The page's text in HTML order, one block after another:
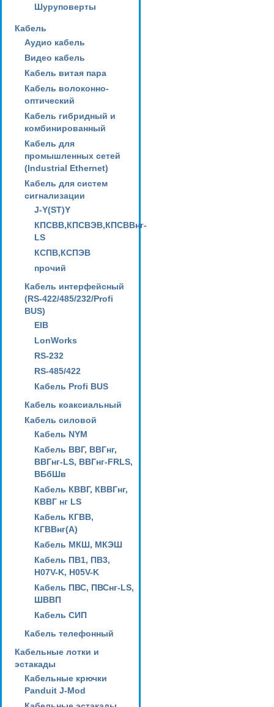
Шуруповерты
Кабель
Аудио кабель
Видео кабель
Кабель витая пара
Кабель волоконно-
оптический
Кабель гибридный и
комбинированный
Кабель для
промышленных сетей
(Industrial Ethernet)
Кабель для систем
сигнализации
J-Y(ST)Y
КПСВВ,КПСВЭВ,КПСВВнг-
LS
КСПВ,КСПЭВ
прочий
Кабель интерфейсный
(RS-422/485/232/Profi
BUS)
EIB
LonWorks
RS-232
RS-485/422
Кабель Profi BUS
Кабель коаксиальный
Кабель силовой
Кабель NYM
Кабель ВВГ, ВВГнг,
ВВГнг-LS, ВВГнг-FRLS,
ВБбШв
Кабель КВВГ, КВВГнг,
КВВГ нг LS
Кабель КГВВ,
КГВВнг(А)
Кабель МКШ, МКЭШ
Кабель ПВ1, ПВ3,
H07V-K, H05V-K
Кабель ПВС, ПВСнг-LS,
ШВВП
Кабель СИП
Кабель телефонный
Кабельные лотки и
эстакады
Кабельные крючки
Panduit J-Mod